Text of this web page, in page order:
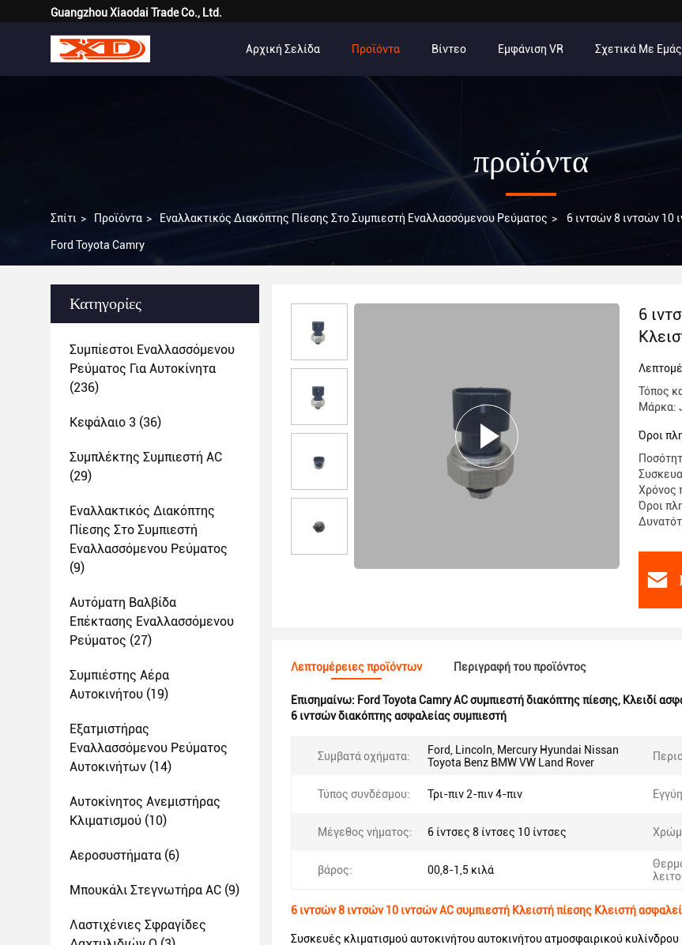
Guangzhou Xiaodai Trade Co., Ltd.
Αρχική Σελίδα Προϊόντα Βίντεο Εμφάνιση VR Σχετικά Με Εμάς
προϊόντα
Σπίτι > Προϊόντα > Εναλλακτικός Διακόπτης Πίεσης Στο Συμπιεστή Εναλλασσόμενου Ρεύματος > 6 ιντσών 8 ιντσών 10
Ford Toyota Camry
Κατηγορίες
Συμπίεστοι Εναλλασσόμενου
Ρεύματος Για Αυτοκίνητα
(236)
Κεφάλαιο 3 (36)
Συμπλέκτης Συμπιεστή AC
(29)
Εναλλακτικός Διακόπτης
Πίεσης Στο Συμπιεστή
Εναλλασσόμενου Ρεύματος
(9)
Αυτόματη Βαλβίδα
Επέκτασης Εναλλασσόμενου
Ρεύματος (27)
Συμπιέστης Αέρα
Αυτοκινήτου (19)
Εξατμιστήρας
Εναλλασσόμενου Ρεύματος
Αυτοκινήτων (14)
Αυτοκίνητος Ανεμιστήρας
Κλιματισμού (10)
Αεροσυστήματα (6)
Μπουκάλι Στεγνωτήρα AC (9)
Λαστιχένιες Σφραγίδες
6
Τόπος
Μάρκα:
Όροι
Χρόνος
Όροι
Λεπτομέρειες προϊόντων Περιγραφή του προϊόντος
Επισημαίνω: Ford Toyota Camry AC συμπιεστή διακόπτης πίεσης, Κλειδί
6 ιντσών διακόπτης ασφαλείας συμπιεστή
Συμβατά οχήματα:
Ford, Lincoln, Mercury Hyundai Nissan
Toyota Benz BMW VW Land Rover
Τύπος συνδέσμου: Τρι-πιν 2-πιν 4-πιν
Μέγεθος νήματος: 6 ίντσες 8 ίντσες 10 ίντσες
βάρος: 00,8-1,5 κιλά
6 ιντσών 8 ιντσών 10 ιντσών AC συμπιεστή Κλειστή πίεσης Κλειστή
Συσκευές κλιματισμού αυτοκινήτου αυτοκινήτου ατμοσφαιρικού κυλίνδρου